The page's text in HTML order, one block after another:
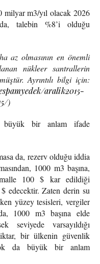
milyar m3/yıl olacak 2026
talebin %8’i olduğu
az olmasının en önemli
nükleer santrallerin
Ayrıntılı bilgi için:
aralik2015-
)
bir anlam ifade
da, rezerv olduğu iddia
1000 m3 başına,
100 $ kar edildiği
edecektir. Zaten derin su
yüzey tesisleri, vergiler
1000 m3 başına elde
seviyede varsayıldığı
bir ülkenin güvenlik
da büyük bir anlam